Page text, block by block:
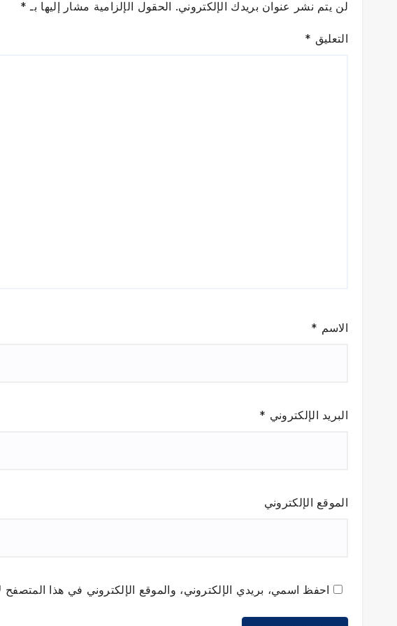
لن يتم نشر عنوان بريدك الإلكتروني. الحقول الإلزامية مشار إليها بـ *
التعليق *
الاسم *
البريد الإلكتروني *
الموقع الإلكتروني
احفظ اسمي، بريدي الإلكتروني، والموقع الإلكتروني في هذا المتصفح